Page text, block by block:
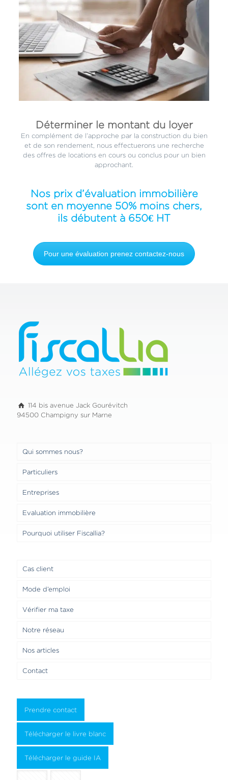
Déterminer le montant du loyer
En complément de l’approche par la construction du bien
et de son rendement, nous effectuerons une recherche
des offres de locations en cours ou conclus pour un bien
approchant.
Nos prix d’évaluation immobilière
sont en moyenne 50% moins chers,
ils débutent à 650€ HT
Pour une évaluation prenez contactez-nous
114 bis avenue Jack Gourévitch
94500 Champigny sur Marne
Qui sommes nous?
Particuliers
Entreprises
Evaluation immobilière
Pourquoi utiliser Fiscallia?
Cas client
Mode d’emploi
Vérifier ma taxe
Notre réseau
Nos articles
Contact
Prendre contact
Télécharger le livre blanc
Télécharger le guide IA